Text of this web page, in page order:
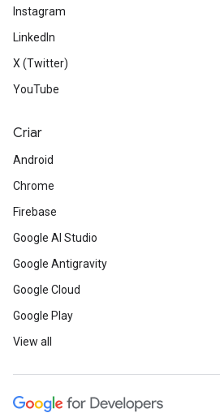
Instagram
LinkedIn
X (Twitter)
YouTube
Criar
Android
Chrome
Firebase
Google AI Studio
Google Antigravity
Google Cloud
Google Play
View all